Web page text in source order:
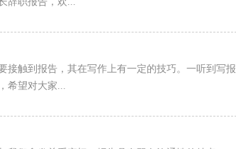
接触到报告，其在写作上有一定的技巧。一听到写报
希望对大家...